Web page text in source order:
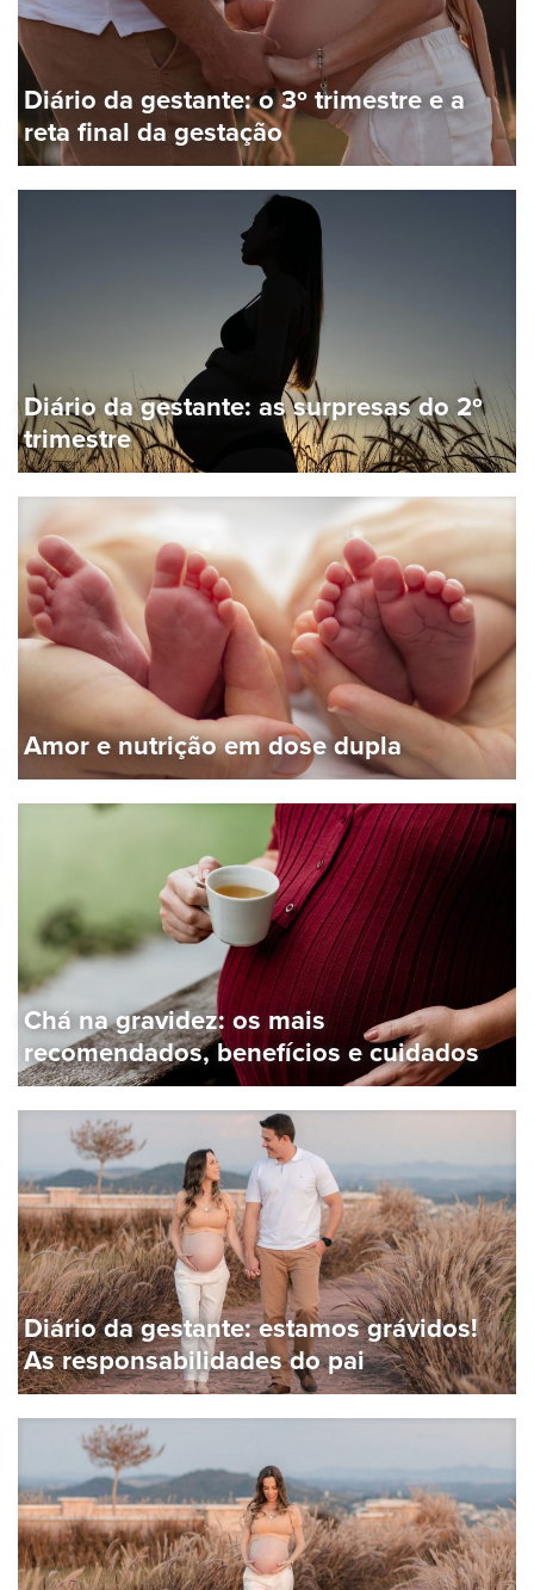
Diário da gestante: o 3º trimestre e a
reta final da gestação
Diário da gestante: as surpresas do 2º
trimestre
Amor e nutrição em dose dupla
Chá na gravidez: os mais
recomendados, benefícios e cuidados
Diário da gestante: estamos grávidos!
As responsabilidades do pai